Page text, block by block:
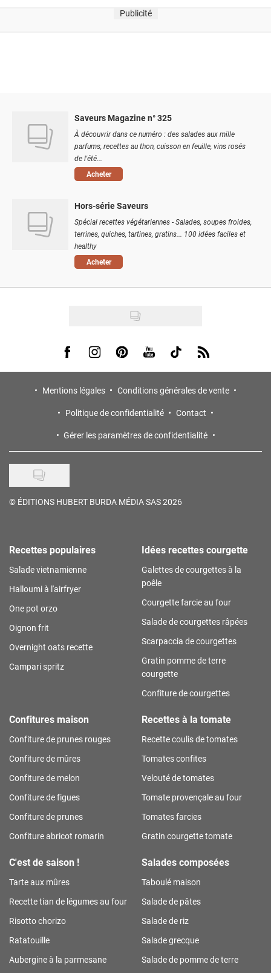
Publicité
Saveurs Magazine n° 325
À découvrir dans ce numéro : des salades aux mille
parfums, recettes au thon, cuisson en feuille, vins rosés
de l'été...
Acheter
Hors-série Saveurs
Spécial recettes végétariennes - Salades, soupes froides,
terrines, quiches, tartines, gratins... 100 idées faciles et
healthy
Acheter
Visit us on Facebook
Visit us on Instagram
Visit us on Pinterest
Visit us on Youtube
Visit us on Tiktok
Visit us on Rss
Mentions légales
Conditions générales de vente
Politique de confidentialité
Contact
Gérer les paramètres de confidentialité
© ÉDITIONS HUBERT BURDA MÉDIA SAS 2026
Recettes populaires
Salade vietnamienne
Halloumi à l'airfryer
One pot orzo
Oignon frit
Overnight oats recette
Campari spritz
Idées recettes courgette
Galettes de courgettes à la
poêle
Courgette farcie au four
Salade de courgettes râpées
Scarpaccia de courgettes
Gratin pomme de terre
courgette
Confiture de courgettes
Confitures maison
Confiture de prunes rouges
Confiture de mûres
Confiture de melon
Confiture de figues
Confiture de prunes
Confiture abricot romarin
Recettes à la tomate
Recette coulis de tomates
Tomates confites
Velouté de tomates
Tomate provençale au four
Tomates farcies
Gratin courgette tomate
C'est de saison !
Tarte aux mûres
Recette tian de légumes au four
Risotto chorizo
Ratatouille
Aubergine à la parmesane
Salades composées
Taboulé maison
Salade de pâtes
Salade de riz
Salade grecque
Salade de pomme de terre